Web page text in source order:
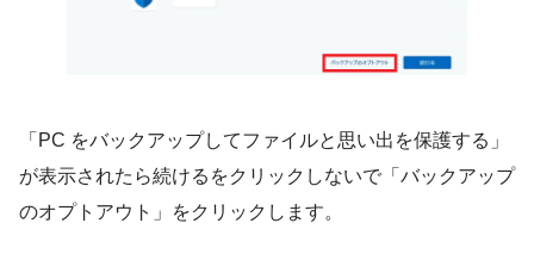
「PC をバックアップしてファイルと思い出を保護する」
が表示されたら続けるをクリックしないで「バックアップ
のオプトアウト」をクリックします。